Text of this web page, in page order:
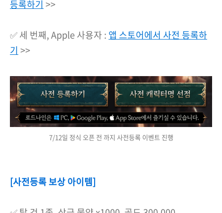
등록하기 >>
✅ 세 번째, Apple 사용자 : 앱 스토어에서 사전 등록하
기 >>
7/12일 정식 오픈 전 까지 사전등록 이벤트 진행
[사전등록 보상 아이템]